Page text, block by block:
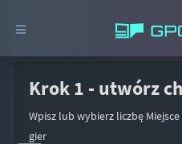
Krok 1 - utwórz
Wpisz lub wybierz liczbę
gier